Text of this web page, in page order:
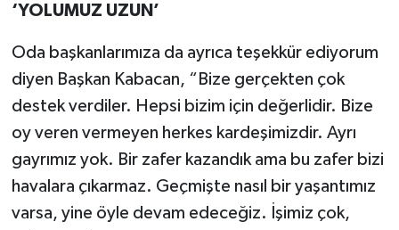
‘YOLUMUZ UZUN’
Oda başkanlarımıza da ayrıca teşekkür ediyorum
diyen Başkan Kabacan, “Bize gerçekten çok
destek verdiler. Hepsi bizim için değerlidir. Bize
oy veren vermeyen herkes kardeşimizdir. Ayrı
gayrımız yok. Bir zafer kazandık ama bu zafer bizi
havalara çıkarmaz. Geçmişte nasıl bir yaşantımız
varsa, yine öyle devam edeceğiz. İşimiz çok,